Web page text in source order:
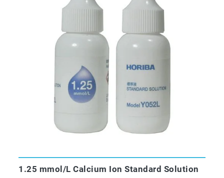
1.25 mmol/L Calcium Ion Standard Solution